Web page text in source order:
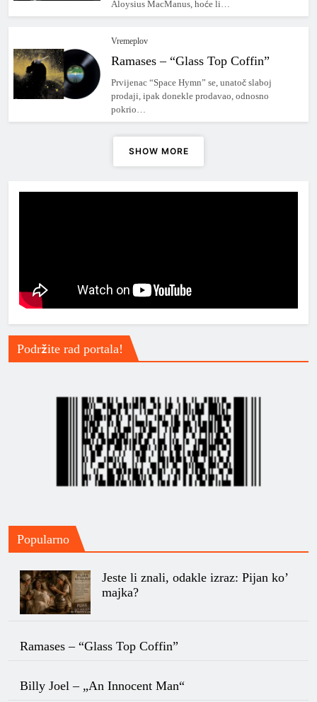
Aloysius MacManus, hoće li…
Vremeplov
Ramases – “Glass Top Coffin”
Prvijenac “Space Hymn” se, unatoč slaboj
prodaji, ipak donekle prodavao, odnosno
pokrio…
SHOW MORE
Podržite rad portala!
Popularno
Jeste li znali, odakle izraz: Pijan ko’
majka?
Ramases – “Glass Top Coffin”
Billy Joel – „An Innocent Man“